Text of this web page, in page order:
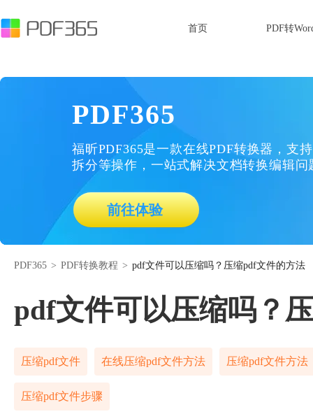
首页 PDF转
PDF365
福昕PDF365是一款在线PDF转换器，支
拆分等操作，一站式解决文档转换编辑问
前往体验
PDF365 > PDF转换教程 > pdf文件可以压缩吗？压缩pdf文件的方法
pdf文件可以压缩吗？
压缩pdf文件 在线压缩pdf文件方法 压缩pdf文件方法
压缩pdf文件步骤